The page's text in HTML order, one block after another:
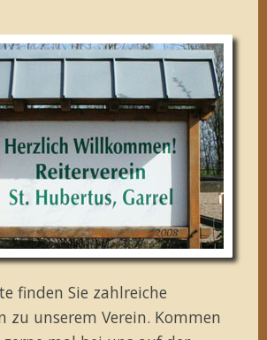
finden Sie zahlreiche
zu unserem Verein. Kommen